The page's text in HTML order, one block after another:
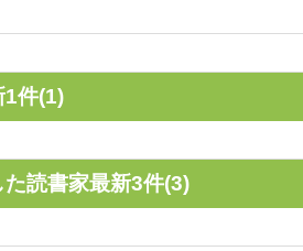
1件(1)
読書家最新3件(3)